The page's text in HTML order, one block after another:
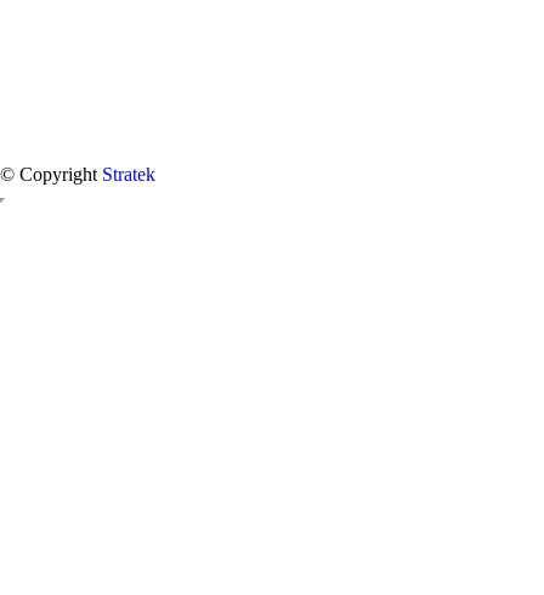
© Copyright Stratek